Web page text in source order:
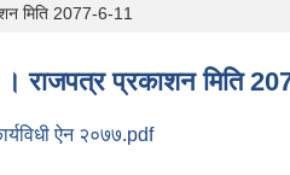
मिति 2077-6-11
। राजपत्र प्रकाशन मिति
ऐन २०७७.pdf